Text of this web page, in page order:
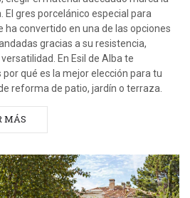
El gres porcelánico especial para
ha convertido en una de las opciones
gracias a su resistencia,
En Esil de Alba te
qué es la mejor elección para tu
reforma de patio, jardín o terraza.
MÁS